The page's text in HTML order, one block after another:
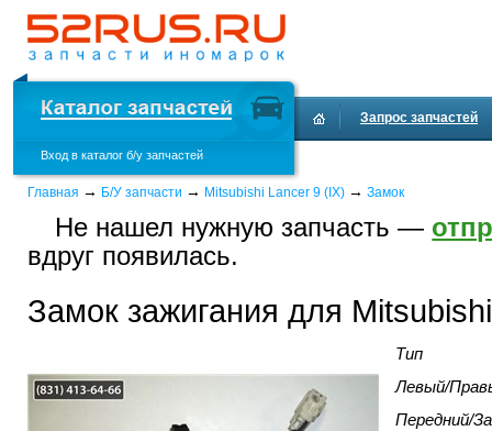
Вход в каталог б/у запчастей
Запрос запчастей
Главная → Б/У запчасти → Mitsubishi Lancer 9 (IX) → Замок
Не нашел нужную запчасть —
вдруг появилась.
Замок зажигания для
Тип
Левый/
Передний/